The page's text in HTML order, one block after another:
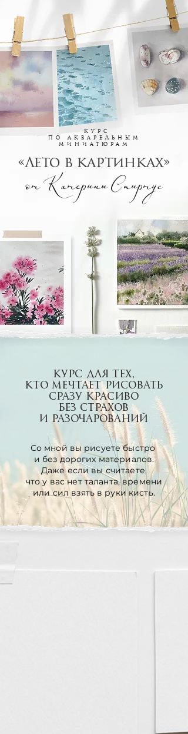
курс
ПО акварельным
миниатюрам
«ЛЕТО В КАРТИНКАХ»‎
отКатериныСпиртус
КУРС для тех,
кто мечтает рисовать
сразу красиво
без страхов
и разочарований
Со мной вы рисуете быстро
и без дорогих материалов.
Даже если вы считаете,
что у вас нет таланта, времени
или сил взять в руки кисть.